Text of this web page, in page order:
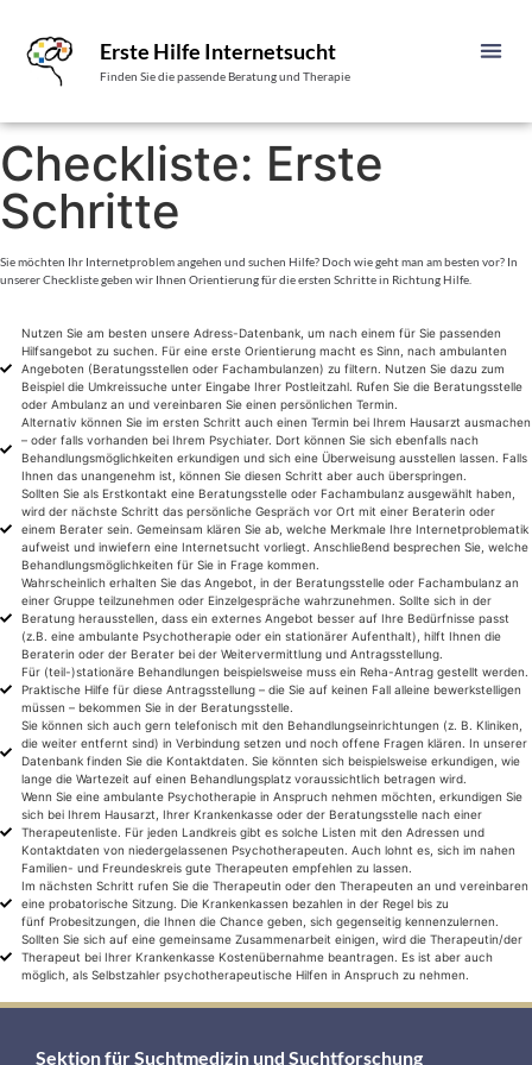
Erste Hilfe Internetsucht
Finden Sie die passende Beratung und Therapie
Checkliste: Erste
Schritte
Sie möchten Ihr Internetproblem angehen und suchen Hilfe? Doch wie geht man am besten vor? In
unserer Checkliste geben wir Ihnen Orientierung für die ersten Schritte in Richtung Hilfe.
Nutzen Sie am besten unsere Adress-Datenbank, um nach einem für Sie passenden
Hilfsangebot zu suchen. Für eine erste Orientierung macht es Sinn, nach ambulanten
Angeboten (Beratungsstellen oder Fachambulanzen) zu filtern. Nutzen Sie dazu zum
Beispiel die Umkreissuche unter Eingabe Ihrer Postleitzahl. Rufen Sie die Beratungsstelle
oder Ambulanz an und vereinbaren Sie einen persönlichen Termin.
Alternativ können Sie im ersten Schritt auch einen Termin bei Ihrem Hausarzt ausmachen
– oder falls vorhanden bei Ihrem Psychiater. Dort können Sie sich ebenfalls nach
Behandlungsmöglichkeiten erkundigen und sich eine Überweisung ausstellen lassen. Falls
Ihnen das unangenehm ist, können Sie diesen Schritt aber auch überspringen.
Sollten Sie als Erstkontakt eine Beratungsstelle oder Fachambulanz ausgewählt haben,
wird der nächste Schritt das persönliche Gespräch vor Ort mit einer Beraterin oder
einem Berater sein. Gemeinsam klären Sie ab, welche Merkmale Ihre Internetproblematik
aufweist und inwiefern eine Internetsucht vorliegt. Anschließend besprechen Sie, welche
Behandlungsmöglichkeiten für Sie in Frage kommen.
Wahrscheinlich erhalten Sie das Angebot, in der Beratungsstelle oder Fachambulanz an
einer Gruppe teilzunehmen oder Einzelgespräche wahrzunehmen. Sollte sich in der
Beratung herausstellen, dass ein externes Angebot besser auf Ihre Bedürfnisse passt
(z.B. eine ambulante Psychotherapie oder ein stationärer Aufenthalt), hilft Ihnen die
Beraterin oder der Berater bei der Weitervermittlung und Antragsstellung.
Für (teil-)stationäre Behandlungen beispielsweise muss ein Reha-Antrag gestellt werden.
Praktische Hilfe für diese Antragsstellung – die Sie auf keinen Fall alleine bewerkstelligen
müssen – bekommen Sie in der Beratungsstelle.
Sie können sich auch gern telefonisch mit den Behandlungseinrichtungen (z. B. Kliniken,
die weiter entfernt sind) in Verbindung setzen und noch offene Fragen klären. In unserer
Datenbank finden Sie die Kontaktdaten. Sie könnten sich beispielsweise erkundigen, wie
lange die Wartezeit auf einen Behandlungsplatz voraussichtlich betragen wird.
Wenn Sie eine ambulante Psychotherapie in Anspruch nehmen möchten, erkundigen Sie
sich bei Ihrem Hausarzt, Ihrer Krankenkasse oder der Beratungsstelle nach einer
Therapeutenliste. Für jeden Landkreis gibt es solche Listen mit den Adressen und
Kontaktdaten von niedergelassenen Psychotherapeuten. Auch lohnt es, sich im nahen
Familien- und Freundeskreis gute Therapeuten empfehlen zu lassen.
Im nächsten Schritt rufen Sie die Therapeutin oder den Therapeuten an und vereinbaren
eine probatorische Sitzung. Die Krankenkassen bezahlen in der Regel bis zu
fünf Probesitzungen, die Ihnen die Chance geben, sich gegenseitig kennenzulernen.
Sollten Sie sich auf eine gemeinsame Zusammenarbeit einigen, wird die Therapeutin/der
Therapeut bei Ihrer Krankenkasse Kostenübernahme beantragen. Es ist aber auch
möglich, als Selbstzahler psychotherapeutische Hilfen in Anspruch zu nehmen.
Sektion für Suchtmedizin und Suchtforschung